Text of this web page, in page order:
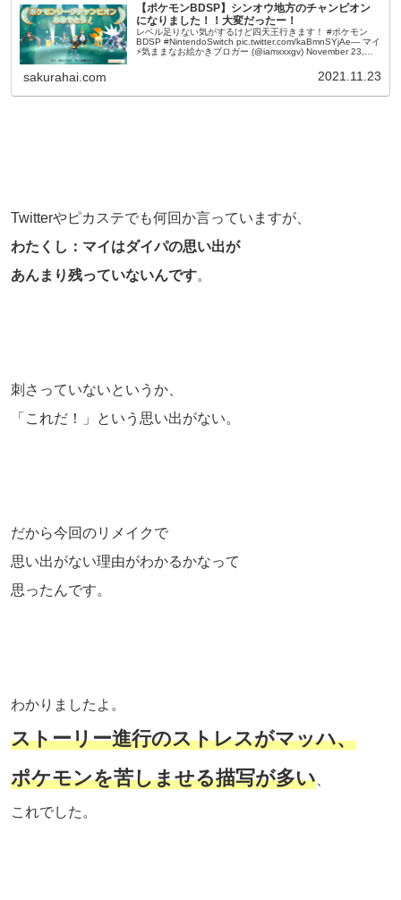
【ポケモンBDSP】シンオウ地方のチャンピオン
になりました！！大変だったー！
レベル足りない気がするけど四天王行きます！ #ポケモン
BDSP #NintendoSwitch pic.twitter.com/kaBmnSYjAe— マイ
⚡️気ままなお絵かきブロガー (@iamxxxgv) November 23,
sakurahai.com 2021.11.23
Twitterやピカステでも何回か言っていますが、
わたくし：マイはダイパの思い出が
あんまり残っていないんです。
刺さっていないというか、
「これだ！」という思い出がない。
だから今回のリメイクで
思い出がない理由がわかるかなって
思ったんです。
わかりましたよ。
ストーリー進行のストレスがマッハ、
ポケモンを苦しませる描写が多い
これでした。